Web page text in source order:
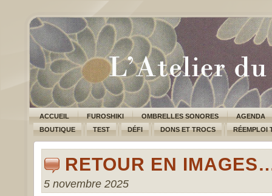
ACCUEIL FUROSHIKI OMBRELLES SONORES
AGENDA
BOUTIQUE
TEST DÉFI DONS ET TROCS RÉEMPLOI
RETOUR EN
5 novembre 2025